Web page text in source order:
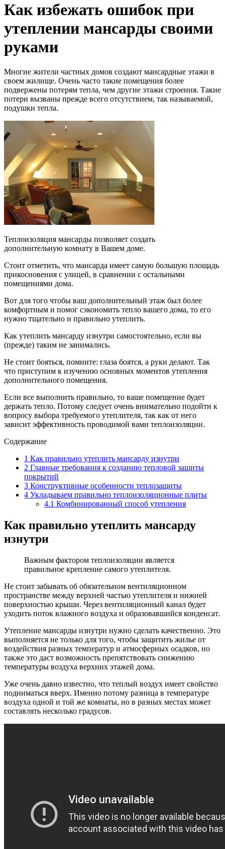
Как избежать ошибок при
утеплении мансарды своими
руками
Многие жители частных домов создают мансардные этажи в
своем жилище. Очень часто такие помещения более
подвержены потерям тепла, чем другие этажи строения. Такие
потери вызваны прежде всего отсутствием, так называемой,
подушки тепла.
Теплоизоляция мансарды позволяет создать
дополнительную комнату в Вашем доме.
Стоит отметить, что мансарда имеет самую большую площадь
прикосновения с улицей, в сравнении с остальными
помещениями дома.
Вот для того чтобы ваш дополнительный этаж был более
комфортным и помог сэкономить тепло вашего дома, то его
нужно тщательно и правильно утеплить.
Как утеплить мансарду изнутри самостоятельно, если вы
(прежде) таким не занимались.
Не стоит бояться, помните: глаза боятся, а руки делают. Так
что приступим к изучению основных моментов утепления
дополнительного помещения.
Если все выполнить правильно, то ваше помещение будет
держать тепло. Потому следует очень внимательно подойти к
вопросу выбора требуемого утеплителя, так как от него
зависит эффективность проводимой вами теплоизоляции.
Содержание
1 Как правильно утеплить мансарду изнутри
2 Главные требования к созданию тепловой защиты
покрытий
3 Конструктивные особенности теплозащиты
4 Укладываем правильно теплоизоляционные плиты
4.1 Комбинированный способ утепления
Как правильно утеплить мансарду
изнутри
Важным фактором теплоизоляции является
правильное крепление самого утеплителя.
Не стоит забывать об обязательном вентиляционном
пространстве между верхней частью утеплителя и нижней
поверхностью крыши. Через вентиляционный канал будет
уходить поток влажного воздуха и образовавшийся конденсат.
Утепление мансарды изнутри нужно сделать качественно. Это
выполняется не только для того, чтобы защитить жилье от
воздействия разных температур и атмосферных осадков, но
также это даст возможность препятствовать снижению
температуры воздуха верхних этажей дома.
Уже очень давно известно, что теплый воздух имеет свойство
подниматься вверх. Именно потому разница в температуре
воздуха одной и той же комнаты, но в разных местах может
составлять несколько градусов.